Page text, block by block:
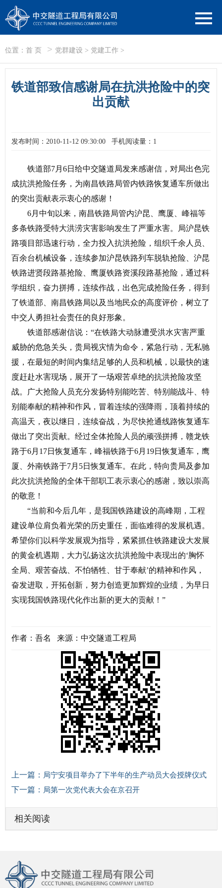
位置： 首 页 > 党群建设 > 党建工作 >
铁道部致信感谢局在抗洪抢险中的突
出贡献
发布时间：2010-11-12 09:30:00 手机阅读量：1
铁道部7月6日给中交隧道局发来感谢信，对局出色完
成抗洪抢险任务，为南昌铁路局管内铁路恢复通车所做出
的突出贡献表示衷心的感谢！
6月中旬以来，南昌铁路局管内沪昆、鹰厦、峰福等
多条铁路受特大洪涝灾害影响发生了严重水害。局沪昆铁
路项目部迅速行动，全力投入抗洪抢险，组织千余人员、
百余台机械设备，连续参加沪昆铁路列车脱轨抢险、沪昆
铁路进贤段路基抢险、鹰厦铁路资溪段路基抢险，通过科
学组织，奋力拼搏，连续作战，出色完成抢险任务，得到
了铁道部、南昌铁路局以及当地民众的高度评价，树立了
中交人勇担社会责任的良好形象。
铁道部感谢信说：“在铁路大动脉遭受洪水灾害严重
威胁的危急关头，贵局视灾情为命令，紧急行动，无私驰
援，在最短的时间内集结足够的人员和机械，以最快的速
度赶赴水害现场，展开了一场艰苦卓绝的抗洪抢险攻坚
战。广大抢险人员充分发扬特别能吃苦、特别能战斗、特
别能奉献的精神和作风，冒着连续的强降雨，顶着持续的
高温天，夜以继日，连续奋战，为尽快抢通线路恢复通车
做出了突出贡献。经过全体抢险人员的顽强拼搏，赣龙铁
路于6月17日恢复通车，峰福铁路于6月19日恢复通车，鹰
厦、外南铁路于7月5日恢复通车。在此，特向贵局及参加
此次抗洪抢险的全体干部职工表示衷心的感谢，致以崇高
的敬意！
“当前和今后几年，是我国铁路建设的高峰期，工程
建设单位肩负着光荣的历史重任，面临难得的发展机遇。
希望你们以科学发展观为指导，紧紧抓住铁路建设大发展
的黄金机遇期，大力弘扬这次抗洪抢险中表现出的‘胸怀
全局、艰苦奋战、不怕牺牲、甘于奉献’的精神和作风，
奋发进取，开拓创新，努力创造更加辉煌的业绩，为早日
实现我国铁路现代化作出新的更大的贡献！”
作者：吾名 来源：中交隧道工程局
上一篇： 局宁安项目举办了下半年的生产动员大会授牌仪式
下一篇： 局第一次党代表大会在京召开
相关阅读